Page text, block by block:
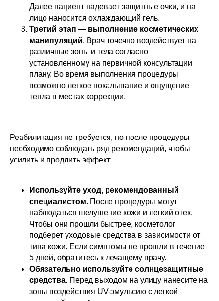
Далее пациент надевает защитные очки, и на
лицо наносится охлаждающий гель.
Третий этап — выполнение косметических
манипуляций. Врач точечно воздействует на
различные зоны и тела согласно
установленному на первичной консультации
плану. Во время выполнения процедуры
возможно легкое покалывание и ощущение
тепла в местах коррекции.
Реабилитация не требуется, но после процедуры
необходимо соблюдать ряд рекомендаций, чтобы
усилить и продлить эффект:
Используйте уход, рекомендованный
специалистом. После процедуры могут
наблюдаться шелушение кожи и легкий отек.
Чтобы они прошли быстрее, косметолог
подберет уходовые средства в зависимости от
типа кожи. Если симптомы не прошли в течение
5 дней, обратитесь к лечащему врачу.
Обязательно используйте солнцезащитные
средства. Перед выходом на улицу нанесите на
зоны воздействия UV-эмульсию с легкой